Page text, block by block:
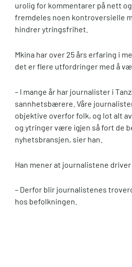
urolig for kommentarer på nett
fremdeles noen kontroversielle
hindrer ytringsfrihet.
Mkina har over 25 års erfaring i
det er flere utfordringer med å
– I mange år har journalister i
sannhetsbærere. Våre
objektive overfor folk, og lot alt
og ytringer være igjen så fort de
nyhetsbransjen, sier han.
Han mener at journalistene
– Derfor blir journalistenes
hos befolkningen.